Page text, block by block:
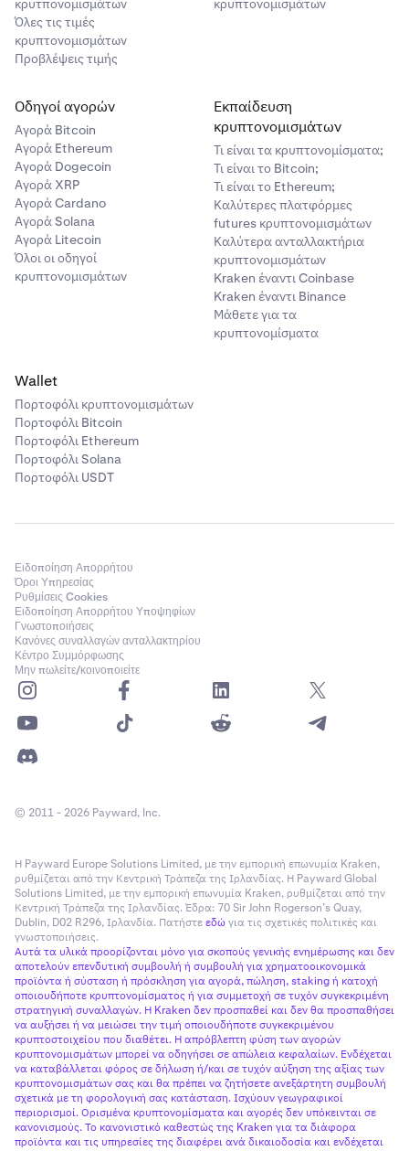
κρυτπονομισμάτων
Όλες τις τιμές
κρυπτονομισμάτων
Προβλέψεις τιμής
κρυπτονομισμάτων
Οδηγοί αγορών
Αγορά Bitcoin
Αγορά Ethereum
Αγορά Dogecoin
Αγορά XRP
Αγορά Cardano
Αγορά Solana
Αγορά Litecoin
Όλοι οι οδηγοί
κρυπτονομισμάτων
Εκπαίδευση
κρυπτονομισμάτων
Τι είναι τα κρυπτονομίσματα;
Τι είναι το Bitcoin;
Τι είναι το Ethereum;
Καλύτερες πλατφόρμες
futures κρυπτονομισμάτων
Καλύτερα ανταλλακτήρια
κρυπτονομισμάτων
Kraken έναντι Coinbase
Kraken έναντι Binance
Μάθετε για τα
κρυπτονομίσματα
Wallet
Πορτοφόλι κρυπτονομισμάτων
Πορτοφόλι Bitcoin
Πορτοφόλι Ethereum
Πορτοφόλι Solana
Πορτοφόλι USDT
Ειδοποίηση Απορρήτου
Όροι Υπηρεσίας
Ρυθμίσεις Cookies
Ειδοποίηση Απορρήτου Υποψηφίων
Γνωστοποιήσεις
Κανόνες συναλλαγών ανταλλακτηρίου
Κέντρο Συμμόρφωσης
Μην πωλείτε/κοινοποιείτε
© 2011 - 2026 Payward, Inc.
Η Payward Europe Solutions Limited, με την εμπορική επωνυμία Kraken,
ρυθμίζεται από την Κεντρική Τράπεζα της Ιρλανδίας. Η Payward Global
Solutions Limited, με την εμπορική επωνυμία Kraken, ρυθμίζεται από την
Κεντρική Τράπεζα της Ιρλανδίας. Έδρα: 70 Sir John Rogerson’s Quay,
Dublin, D02 R296, Ιρλανδία. Πατήστεεδώγια τις σχετικές πολιτικές και
γνωστοποιήσεις.
Αυτά τα υλικά προορίζονται μόνο για σκοπούς γενικής ενημέρωσης και δεν
αποτελούν επενδυτική συμβουλή ή συμβουλή για χρηματοοικονομικά
προϊόντα ή σύσταση ή πρόσκληση για αγορά, πώληση, staking ή κατοχή
οποιουδήποτε κρυπτονομίσματος ή για συμμετοχή σε τυχόν συγκεκριμένη
στρατηγική συναλλαγών. Η Kraken δεν προσπαθεί και δεν θα προσπαθήσει
να αυξήσει ή να μειώσει την τιμή οποιουδήποτε συγκεκριμένου
κρυπτοστοιχείου που διαθέτει. Η απρόβλεπτη φύση των αγορών
κρυπτονομισμάτων μπορεί να οδηγήσει σε απώλεια κεφαλαίων. Ενδέχεται
να καταβάλλεται φόρος σε δήλωση ή/και σε τυχόν αύξηση της αξίας των
κρυπτονομισμάτων σας και θα πρέπει να ζητήσετε ανεξάρτητη συμβουλή
σχετικά με τη φορολογική σας κατάσταση. Ισχύουν γεωγραφικοί
περιορισμοί. Ορισμένα κρυπτονομίσματα και αγορές δεν υπόκεινται σε
κανονισμούς. Το κανονιστικό καθεστώς της Kraken για τα διάφορα
προϊόντα και τις υπηρεσίες της διαφέρει ανά δικαιοδοσία και ενδέχεται